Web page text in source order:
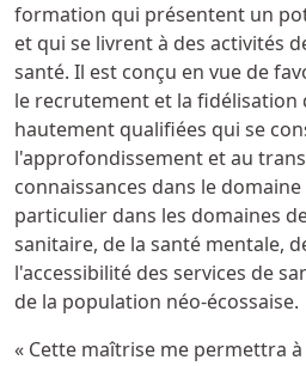
formation qui présentent un
et qui se livrent à des activités
santé. Il est conçu en vue de
le recrutement et la fidélisation
hautement qualifiées qui se
l'approfondissement et au
connaissances dans le
particulier dans les domaines
sanitaire, de la santé mentale,
l'accessibilité des services de
de la population néo-écossaise.
« Cette maîtrise me permettra